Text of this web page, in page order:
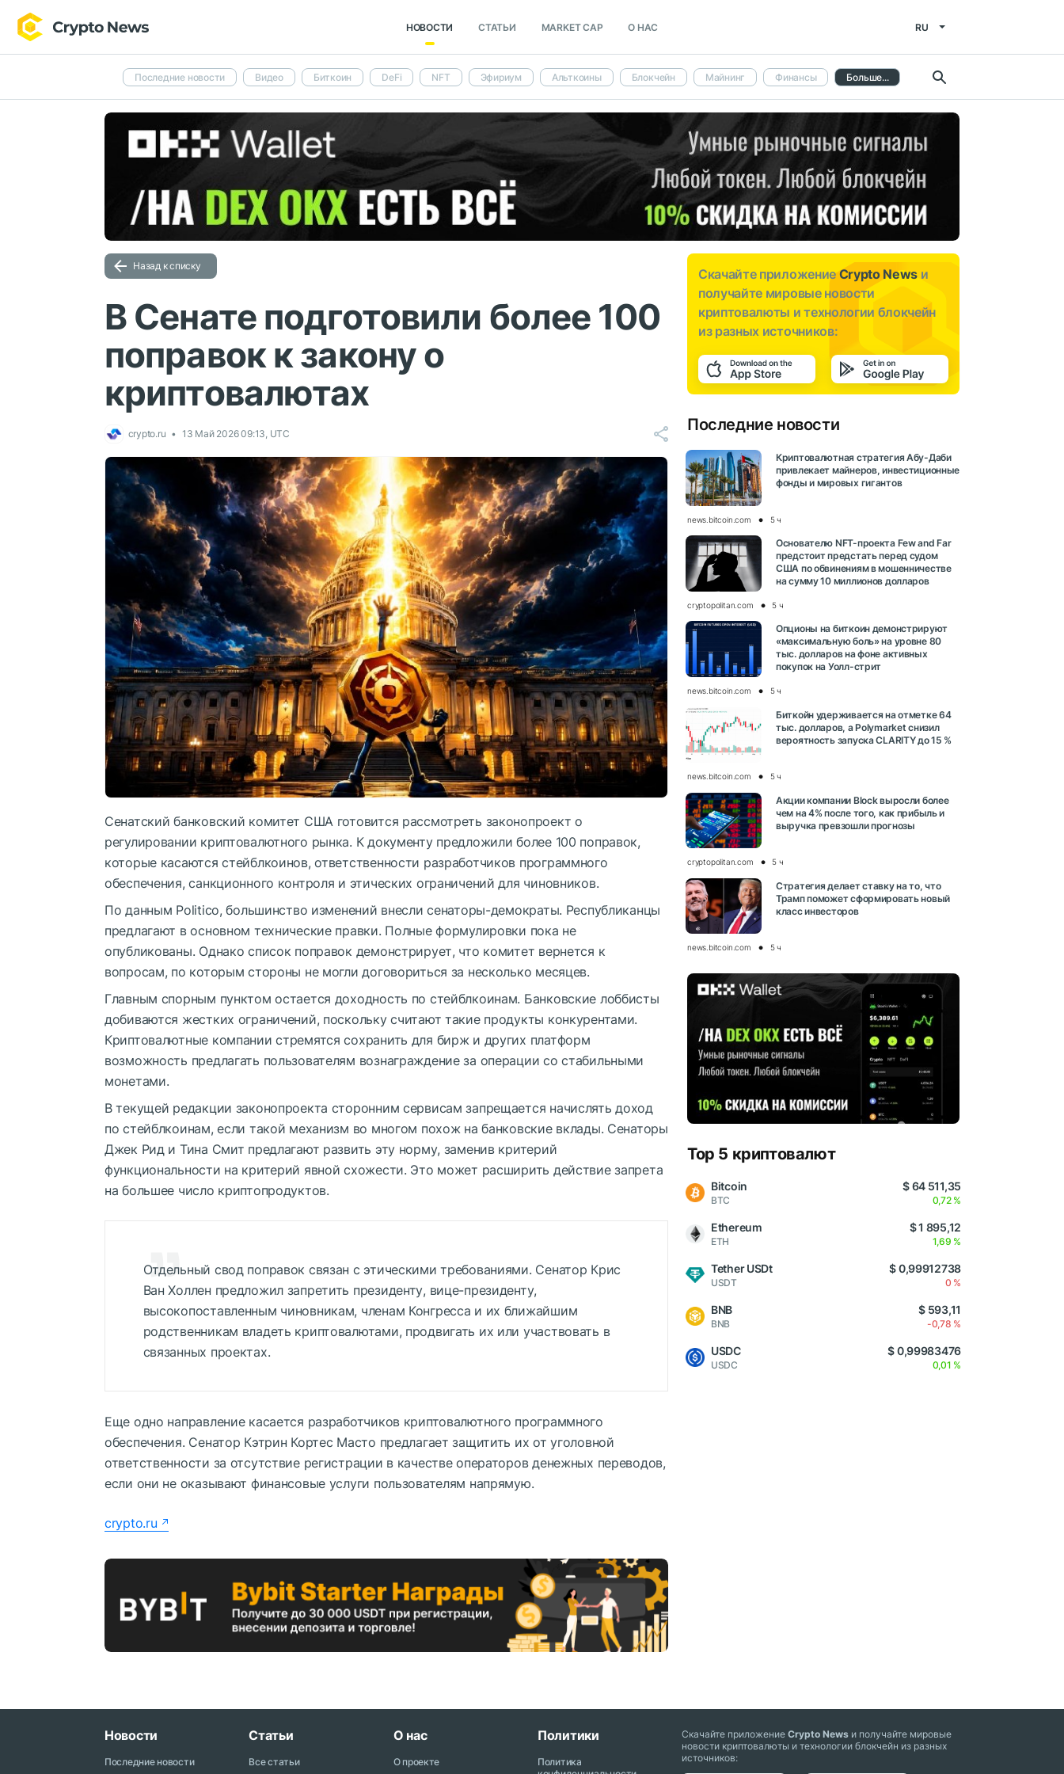
НОВОСТИ СТАТЬИ MARKET CAP О НАС RU
Последние новости Видео Биткоин DeFi NFT Эфириум Альткоины Блокчейн Майнинг Финансы Больше...
Назад к списку
В Сенате подготовили более 100
поправок к закону о
криптовалютах
crypto.ru 13 Май 2026 09:13, UTC
Сенатский банковский комитет США готовится рассмотреть законопроект о
регулировании криптовалютного рынка. К документу предложили более 100 поправок,
которые касаются стейблкоинов, ответственности разработчиков программного
обеспечения, санкционного контроля и этических ограничений для чиновников.
По данным Politico, большинство изменений внесли сенаторы-демократы. Республиканцы
предлагают в основном технические правки. Полные формулировки пока не
опубликованы. Однако список поправок демонстрирует, что комитет вернется к
вопросам, по которым стороны не могли договориться за несколько месяцев.
Главным спорным пунктом остается доходность по стейблкоинам. Банковские лоббисты
добиваются жестких ограничений, поскольку считают такие продукты конкурентами.
Криптовалютные компании стремятся сохранить для бирж и других платформ
возможность предлагать пользователям вознаграждение за операции со стабильными
монетами.
В текущей редакции законопроекта сторонним сервисам запрещается начислять доход
по стейблкоинам, если такой механизм во многом похож на банковские вклады. Сенаторы
Джек Рид и Тина Смит предлагают развить эту норму, заменив критерий
функциональности на критерий явной схожести. Это может расширить действие запрета
на большее число криптопродуктов.
Отдельный свод поправок связан с этическими требованиями. Сенатор Крис
Ван Холлен предложил запретить президенту, вице-президенту,
высокопоставленным чиновникам, членам Конгресса и их ближайшим
родственникам владеть криптовалютами, продвигать их или участвовать в
связанных проектах.
Еще одно направление касается разработчиков криптовалютного программного
обеспечения. Сенатор Кэтрин Кортес Масто предлагает защитить их от уголовной
ответственности за отсутствие регистрации в качестве операторов денежных переводов,
если они не оказывают финансовые услуги пользователям напрямую.
crypto.ru
Скачайте приложениеCrypto News и
получайте мировые новости
криптовалюты и технологии блокчейн
из разных источников:
Последние новости
Криптовалютная стратегия Абу-Даби
привлекает майнеров, инвестиционные
фонды и мировых гигантов
news.bitcoin.com 5 ч
Основателю NFT-проекта Few and Far
предстоит предстать перед судом
США по обвинениям в мошенничестве
на сумму 10 миллионов долларов
cryptopolitan.com 5 ч
Опционы на биткоин демонстрируют
«максимальную боль» на уровне 80
тыс. долларов на фоне активных
покупок на Уолл-стрит
news.bitcoin.com 5 ч
Биткойн удерживается на отметке 64
тыс. долларов, а Polymarket снизил
вероятность запуска CLARITY до 15 %
news.bitcoin.com 5 ч
Акции компании Block выросли более
чем на 4% после того, как прибыль и
выручка превзошли прогнозы
cryptopolitan.com 5 ч
Стратегия делает ставку на то, что
Трамп поможет сформировать новый
класс инвесторов
news.bitcoin.com 5 ч
Top 5 криптовалют
Bitcoin
BTC
$ 64 511,35
0,72 %
Ethereum
ETH
$ 1 895,12
1,69 %
Tether USDt
USDT
$ 0,99912738
0 %
BNB
BNB
$ 593,11
-0,78 %
USDC
USDC
$ 0,99983476
0,01 %
Новости
Последние новости
Статьи
Все статьи
О нас
О проекте
Политики
Политика
Скачайте приложениеCrypto News и получайте мировые
новости криптовалюты и технологии блокчейн из разных
источников: